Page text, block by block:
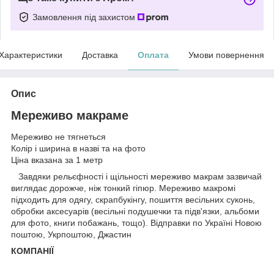
Замовлення під захистом
Доставка Оплата Умови повернення
Опис
Мереживо макраме
Мереживо не тягнеться
Колір і ширина в назві та на фото
Ціна вказана за 1 метр
Завдяки рельєфності і щільності мереживо макрам зазвичай
виглядає дорожче, ніж тонкий гіпюр. Мереживо макромі
підходить для одягу, скрапбукінгу, пошиття весільних суконь,
обробки аксесуарів (весільні подушечки та підв'язки, альбоми
для фото, книги побажань, тощо). Відправки по Україні Новою
поштою, Укрпоштою, Джастин
КОМПАНІЇ